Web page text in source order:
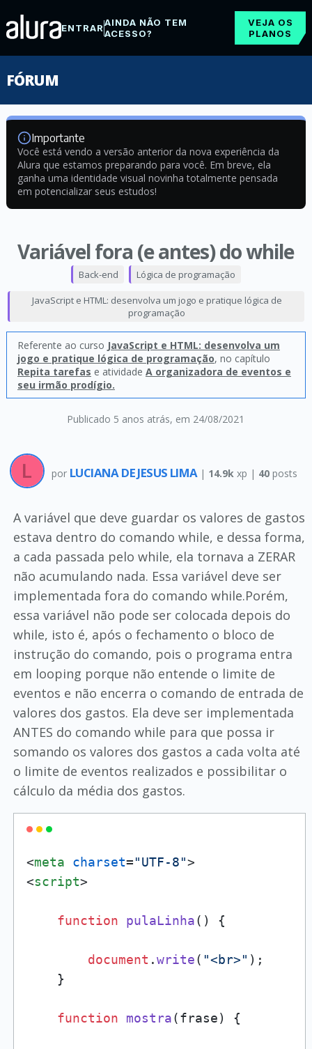
ENTRARAINDA NÃO TEM
ACESSO?
VEJA OS
PLANOS
FÓRUM
Importante
Você está vendo a versão anterior da nova experiência da
Alura que estamos preparando para você. Em breve, ela
ganha uma identidade visual novinha totalmente pensada
em potencializar seus estudos!
Variável fora (e antes) do while
Publicado 5 anos atrás, em 24/08/2021
Back-end Lógica de programação
JavaScript e HTML: desenvolva um jogo e pratique lógica de
programação
Referente ao curso JavaScript e HTML: desenvolva um
jogo e pratique lógica de programação, no capítulo
Repita tarefas e atividade A organizadora de eventos e
seu irmão prodígio.
por LUCIANA DE JESUS LIMA | 14.9k xp | 40posts
A variável que deve guardar os valores de gastos
estava dentro do comando while, e dessa forma,
a cada passada pelo while, ela tornava a ZERAR
não acumulando nada. Essa variável deve ser
implementada fora do comando while.Porém,
essa variável não pode ser colocada depois do
while, isto é, após o fechamento o bloco de
instrução do comando, pois o programa entra
em looping porque não entende o limite de
eventos e não encerra o comando de entrada de
valores dos gastos. Ela deve ser implementada
ANTES do comando while para que possa ir
somando os valores dos gastos a cada volta até
o limite de eventos realizados e possibilitar o
cálculo da média dos gastos.
<meta charset="UTF-8">
<script>
function pulaLinha( ) {
document .write( "<br>" );
    }
function mostra(frase) {